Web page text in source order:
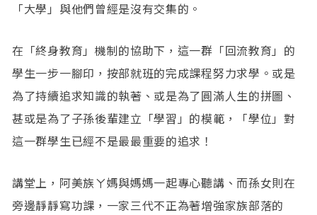
「大學」與他們曾經是沒有交集的。
在「終身教育」機制的協助下，這一群「回流教育」的
學生一步一腳印，按部就班的完成課程努力求學。或是
為了持續追求知識的執著、或是為了圓滿人生的拼圖、
甚或是為了子孫後輩建立「學習」的模範，「學位」對
這一群學生已經不是最最重要的追求！
講堂上，阿美族ㄚ媽與媽媽一起專心聽講、而孫女則在
旁邊靜靜寫功課，一家三代不正為著增強家族部落的